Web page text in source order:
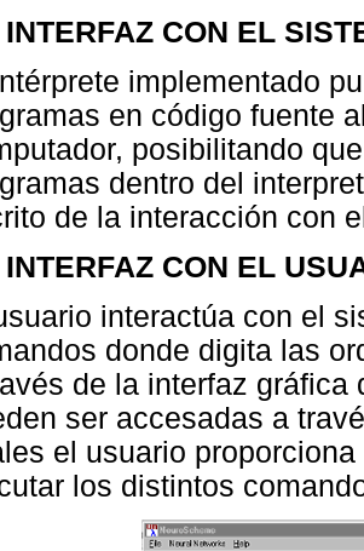
CON EL
implementado
en código fuente
posibilitando
dentro del
de la interacción con
CON EL
interactúa con el
donde digita las
de la interfaz
ser accesadas a
el usuario
los distintos